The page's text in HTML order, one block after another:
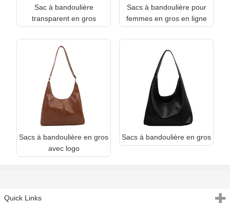
Sac à bandoulière
transparent en gros
Sacs à bandoulière pour
femmes en gros en ligne
Sacs à bandoulière en gros
avec logo
Sacs à bandoulière en gros
Quick Links